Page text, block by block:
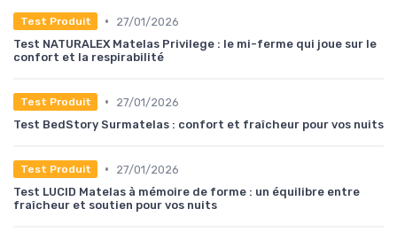
Test Produit •
27/01/2026
Test NATURALEX Matelas Privilege : le mi-ferme qui joue sur le
confort et la respirabilité
Test Produit •
27/01/2026
Test BedStory Surmatelas : confort et fraîcheur pour vos nuits
Test Produit •
27/01/2026
Test LUCID Matelas à mémoire de forme : un équilibre entre
fraîcheur et soutien pour vos nuits